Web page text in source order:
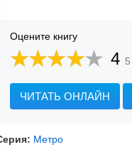
Оцените книгу
4 5
ЧИТАТЬ ОНЛАЙН
Метро